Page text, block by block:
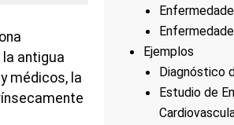
Ejemplos
Diagnóstico
Estudio de
antigua
médicos, la